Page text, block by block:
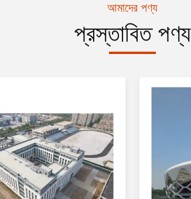
আমাদের পণ্য
প্রস্তাবিত পণ্য